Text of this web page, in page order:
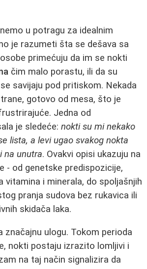
u potragu za idealnim
je razumeti šta se dešava sa
primećuju da im se nokti
čim malo porastu, ili da su
savijaju pod pritiskom. Nekada
gotovo od mesa, što je
Jedna od
je sledeće: nokti su mi nekako
lista, a levi ugao svakog nokta
na unutra. Ovakvi opisi ukazuju na
- od genetske predispozicije,
vitamina i minerala, do spoljašnjih
pranja sudova bez rukavica ili
skidača laka.
značajnu ulogu. Tokom perioda
nokti postaju izrazito lomljivi i
na taj način signalizira da